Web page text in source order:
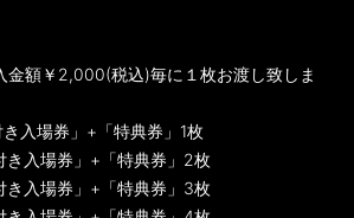
金額￥2,000(税込)毎に１枚お渡し致しま
入場券」+「特典券」1枚
入場券」+「特典券」2枚
入場券」+「特典券」3枚